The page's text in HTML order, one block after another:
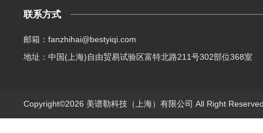
联系方式
邮箱：fanzhihai@bestyiqi.com
地址：中国(上海)自由贸易试验区富特北路211号302部位368室
Copyright©2026 美谱勒科技（上海）有限公司 All Right